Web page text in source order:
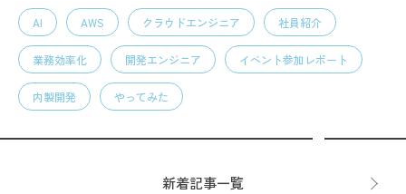
AI AWS クラウドエンジニア 社員紹介
業務効率化 開発エンジニア イベント参加レポート
内製開発 やってみた
新着記事一覧